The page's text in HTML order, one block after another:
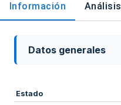
Información Análisis
Datos generales
Estado